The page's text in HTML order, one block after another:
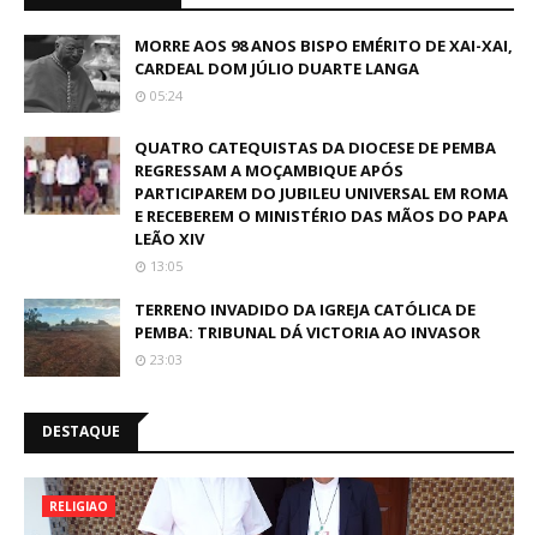
MORRE AOS 98 ANOS BISPO EMÉRITO DE XAI-XAI,
CARDEAL DOM JÚLIO DUARTE LANGA
05:24
QUATRO CATEQUISTAS DA DIOCESE DE PEMBA
REGRESSAM A MOÇAMBIQUE APÓS
PARTICIPAREM DO JUBILEU UNIVERSAL EM ROMA
E RECEBEREM O MINISTÉRIO DAS MÃOS DO PAPA
LEÃO XIV
13:05
TERRENO INVADIDO DA IGREJA CATÓLICA DE
PEMBA: TRIBUNAL DÁ VICTORIA AO INVASOR
23:03
DESTAQUE
RELIGIAO